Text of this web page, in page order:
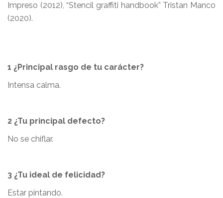
Impreso (2012), “Stencil graffiti handbook” Tristan Manco
(2020).
1 ¿Principal rasgo de tu carácter?
Intensa calma.
2 ¿Tu principal defecto?
No se chiflar.
3 ¿Tu ideal de felicidad?
Estar pintando.